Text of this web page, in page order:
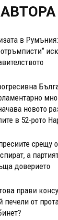
в
новото
в 52-рото
срещу
а
доверието
прави
печели от